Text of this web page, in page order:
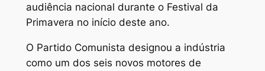
audiência nacional durante o Festival da
Primavera no início deste ano.
O Partido Comunista designou a indústria
como um dos seis novos motores de